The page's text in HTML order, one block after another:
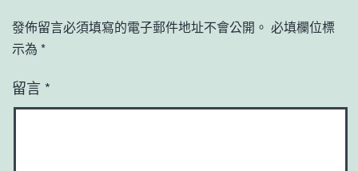
發佈留言必須填寫的電子郵件地址不會公開。 必填欄位標
示為 *
留言 *